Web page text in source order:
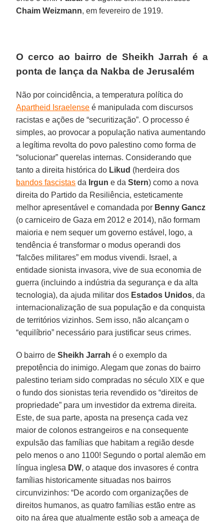
Chaim Weizmann, em fevereiro de 1919.
O cerco ao bairro de Sheikh Jarrah é a
ponta de lança da Nakba de Jerusalém
Não por coincidência, a temperatura política do
Apartheid Israelense é manipulada com discursos
racistas e ações de “securitização”. O processo é
simples, ao provocar a população nativa aumentando
a legítima revolta do povo palestino como forma de
“solucionar” querelas internas. Considerando que
tanto a direita histórica do Likud (herdeira dos
bandos fascistas da Irgun e daStern) como a nova
direita do Partido da Resiliência, esteticamente
melhor apresentável e comandada por Benny Gancz
(o carniceiro de Gaza em 2012 e 2014), não formam
maioria e nem sequer um governo estável, logo, a
tendência é transformar o modus operandi dos
“falcões militares” em modus vivendi. Israel, a
entidade sionista invasora, vive de sua economia de
guerra (incluindo a indústria da segurança e da alta
tecnologia), da ajuda militar dos Estados Unidos, da
internacionalização de sua população e da conquista
de territórios vizinhos. Sem isso, não alcançam o
“equilíbrio” necessário para justificar seus crimes.
O bairro deSheikh Jarrah é o exemplo da
prepotência do inimigo. Alegam que zonas do bairro
palestino teriam sido compradas no século XIX e que
o fundo dos sionistas teria revendido os “direitos de
propriedade” para um investidor da extrema direita.
Este, de sua parte, aposta na presença cada vez
maior de colonos estrangeiros e na consequente
expulsão das famílias que habitam a região desde
pelo menos o ano 1100! Segundo o portal alemão em
língua inglesa DW, o ataque dos invasores é contra
famílias historicamente situadas nos bairros
circunvizinhos: “De acordo com organizações de
direitos humanos, as quatro famílias estão entre as
oito na área que atualmente estão sob a ameaça de